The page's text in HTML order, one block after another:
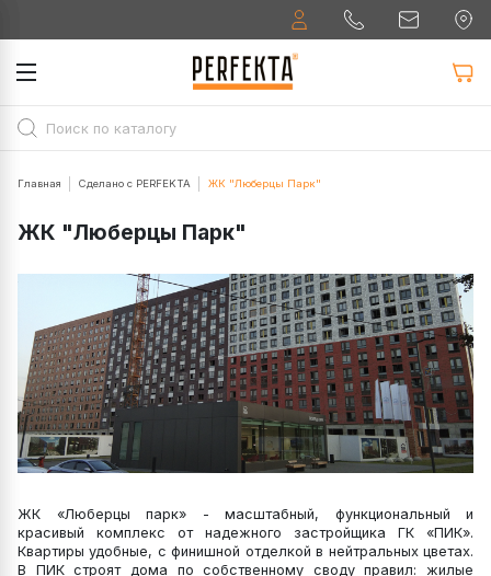
Главная Сделано с PERFEKTA ЖК "Люберцы Парк"
ЖК "Люберцы Парк"
ЖК «Люберцы парк» - масштабный, функциональный и
красивый комплекс от надежного застройщика ГК «ПИК».
Квартиры удобные, с финишной отделкой в нейтральных цветах.
В ПИК строят дома по собственному своду правил: жилые